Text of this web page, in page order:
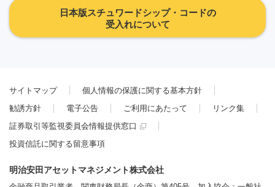
日本版スチュワードシップ・コードの
受入れについて
サイトマップ
個人情報の保護に関する基本方針
勧誘方針
電子公告 ご利用にあたって
リンク集
証券取引等監視委員会情報提供窓口
投資信託に関する留意事項
明治安田アセットマネジメント株式会社